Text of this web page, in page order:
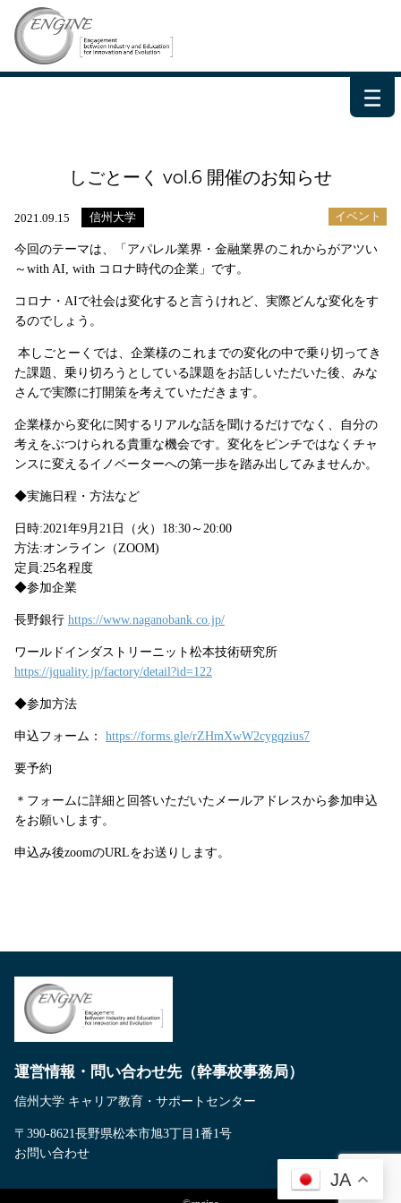
－
－
－
しごとーく vol.6 開催のお知らせ
2021.09.15 信州大学 イベント
今回のテーマは、「アパレル業界・金融業界のこれからがアツい
～with AI, with コロナ時代の企業」です。
コロナ・AIで社会は変化すると言うけれど、実際どんな変化をす
るのでしょう。
本しごとーくでは、企業様のこれまでの変化の中で乗り切ってき
た課題、乗り切ろうとしている課題をお話しいただいた後、みな
さんで実際に打開策を考えていただきます。
企業様から変化に関するリアルな話を聞けるだけでなく、自分の
考えをぶつけられる貴重な機会です。変化をピンチではなくチャ
ンスに変えるイノベーターへの第一歩を踏み出してみませんか。
◆実施日程・方法など
日時:2021年9月21日（火）18:30～20:00
方法:オンライン（ZOOM)
定員 :25名程度
◆参加企業
長野銀行 https://www.naganobank.co.jp/
ワールドインダストリーニット松本技術研究所
https://jquality.jp/factory/detail?id=122
◆参加方法
申込フォーム： https://forms.gle/rZHmXwW2cygqzius7
要予約
＊フォームに詳細と回答いただいたメールアドレスから参加申込
をお願いします。
申込み後zoomのURLをお送りします。
運営情報・問い合わせ先（幹事校事務局）
信州大学 キャリア教育・サポートセンター
〒390-8621長野県松本市旭3丁目1番1号
お問い合わせ
JA